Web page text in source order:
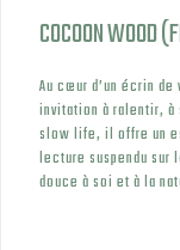
COCOON WOOD
Au cœur d’un écrin
invitation à ralentir, à
slow life, il offre un
lecture suspendu sur
douce à soi et à la